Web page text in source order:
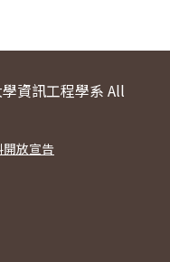
資訊工程學系 All
開放宣告